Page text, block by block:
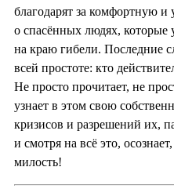
благодарят за комфортную
о спасённых людях, которые
на краю гибели. Последние
всей простоте: кто
Не просто прочитает, не
узнает в этом свою
кризисов и разрешений их,
и смотря на всё это,
милость!